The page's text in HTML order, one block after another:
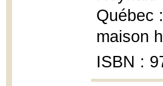
Québec
maison
ISBN :